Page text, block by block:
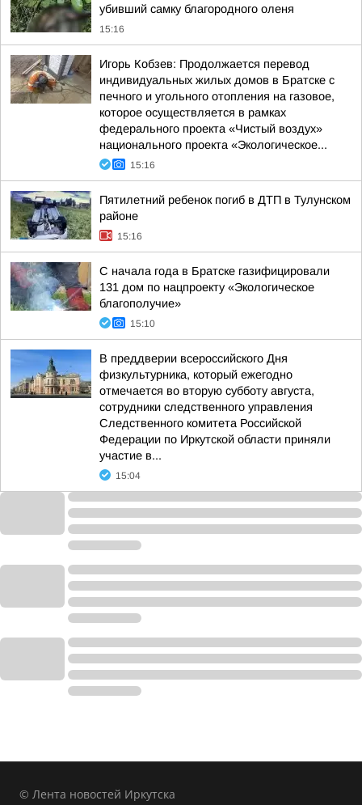
убивший самку благородного оленя
15:16
Игорь Кобзев: Продолжается перевод
индивидуальных жилых домов в Братске с
печного и угольного отопления на газовое,
которое осуществляется в рамках
федерального проекта «Чистый воздух»
национального проекта «Экологическое...
15:16
Пятилетний ребенок погиб в ДТП в Тулунском
районе
15:16
С начала года в Братске газифицировали
131 дом по нацпроекту «Экологическое
благополучие»
15:10
В преддверии всероссийского Дня
физкультурника, который ежегодно
отмечается во вторую субботу августа,
сотрудники следственного управления
Следственного комитета Российской
Федерации по Иркутской области приняли
участие в...
15:04
© Лента новостей Иркутска